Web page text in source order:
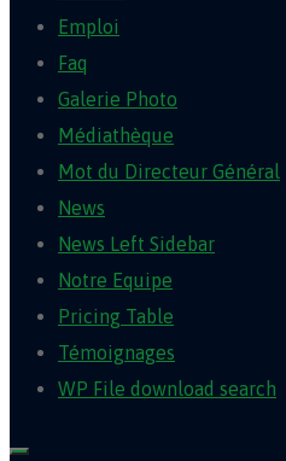
Emploi
Faq
Galerie Photo
Médiathèque
Mot du Directeur Général
News
News Left Sidebar
Notre Equipe
Pricing Table
Témoignages
WP File download search